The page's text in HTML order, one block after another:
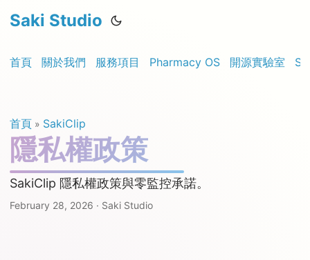
Saki Studio
首頁 關於我們 服務項目 Pharmacy OS 開源實驗室
首頁 » SakiClip
隱私權政策
SakiClip 隱私權政策與零監控承諾。
February 28, 2026 · Saki Studio